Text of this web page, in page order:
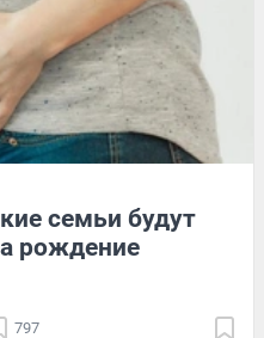
семьи будут
рождение
797